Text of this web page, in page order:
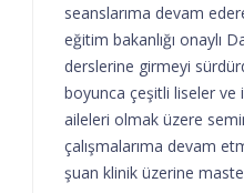
seanslarıma devam
eğitim bakanlığı onaylı
derslerine girmeyi
boyunca çeşitli liseler ve
aileleri olmak üzere
çalışmalarıma devam
şuan klinik üzerine